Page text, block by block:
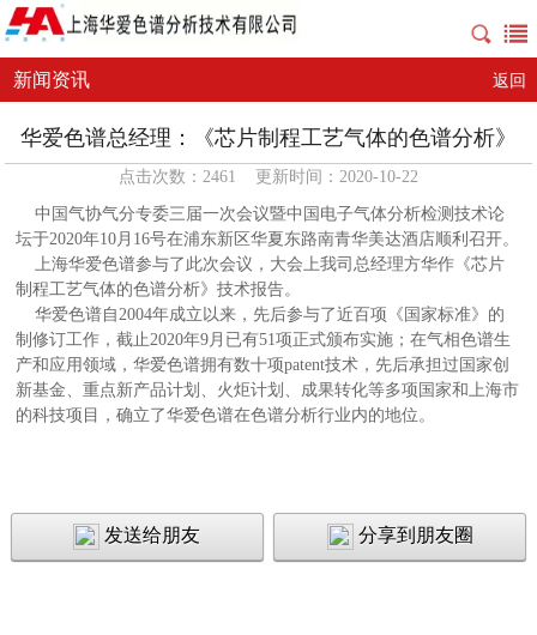
新闻资讯 返回
华爱色谱总经理：《芯片制程工艺气体的色谱分析》
点击次数：2461 更新时间：2020-10-22
中国气协气分专委三届一次会议暨中国电子气体分析检测技术论
坛于2020年10月16号在浦东新区华夏东路南青华美达酒店顺利召开。
上海华爱色谱参与了此次会议，大会上我司总经理方华作《芯片
制程工艺气体的色谱分析》技术报告。
华爱色谱自2004年成立以来，先后参与了近百项《国家标准》的
制修订工作，截止2020年9月已有51项正式颁布实施；在气相色谱生
产和应用领域，华爱色谱拥有数十项patent技术，先后承担过国家创
新基金、重点新产品计划、火炬计划、成果转化等多项国家和上海市
的科技项目，确立了华爱色谱在色谱分析行业内的地位。
发送给朋友 分享到朋友圈